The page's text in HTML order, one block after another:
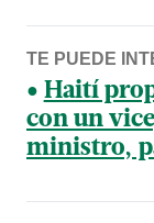
TE PUEDE
Haití
con un
ministro,